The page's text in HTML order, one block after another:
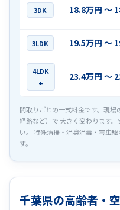
3DK 18.8万円 〜
3LDK 19.5万円 〜
4LDK
+
23.4万円 〜
間取りごとの一式料金です。現
経路など）で 大きく変わります
い。 特殊清掃・消臭消毒・害虫
す。
千葉県の高齢者・